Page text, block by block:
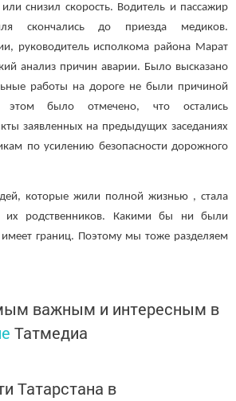
снизил скорость. Водитель и пассажир
скончались до приезда медиков.
руководитель исполкома района Марат
анализ причин аварии. Было высказано
работы на дороге не были причиной
было отмечено, что остались
заявленных на предыдущих заседаниях
по усилению безопасности дорожного
которые жили полной жизнью , стала
родственников. Какими бы ни были
границ. Поэтому мы тоже разделяем
важным и интересным в
Татмедиа
Татарстана в